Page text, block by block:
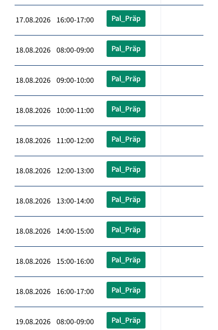
17.08.2026 16:00-17:00 Pal_Präp
18.08.2026 08:00-09:00 Pal_Präp
18.08.2026 09:00-10:00 Pal_Präp
18.08.2026 10:00-11:00 Pal_Präp
18.08.2026 11:00-12:00 Pal_Präp
18.08.2026 12:00-13:00 Pal_Präp
18.08.2026 13:00-14:00 Pal_Präp
18.08.2026 14:00-15:00 Pal_Präp
18.08.2026 15:00-16:00 Pal_Präp
18.08.2026 16:00-17:00 Pal_Präp
19.08.2026 08:00-09:00 Pal_Präp